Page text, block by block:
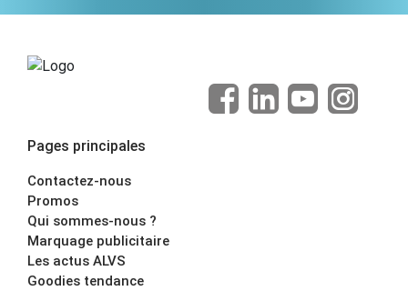
Pages principales
Contactez-nous
Promos
Qui sommes-nous ?
Marquage publicitaire
Les actus ALVS
Goodies tendance